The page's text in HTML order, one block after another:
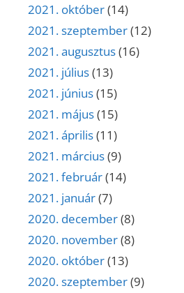
2021. október(14)
2021. szeptember(12)
2021. augusztus(16)
2021. július(13)
2021. június(15)
2021. május(15)
2021. április(11)
2021. március(9)
2021. február(14)
2021. január(7)
2020. december(8)
2020. november(8)
2020. október(13)
2020. szeptember(9)